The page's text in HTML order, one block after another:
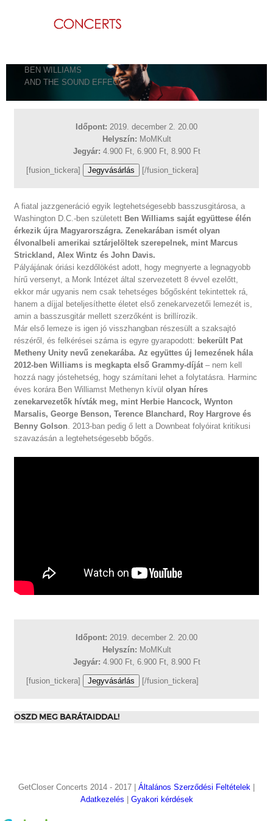
AKTUÁLIS KONCERTEK
BLOG
HÍRLEVÉLFELIRATKOZÁS
BEN WILLIAMS
AND THE SOUND EFFECT
Időpont: 2019. december 2. 20.00
Helyszín: MoMKult
Jegyár: 4.900 Ft, 6.900 Ft, 8.900 Ft
[fusion_tickera] Jegyvásárlás [/fusion_tickera]
A fiatal jazzgeneráció egyik legtehetségesebb basszusgitárosa, a
Washington D.C.-ben született Ben Williams saját együttese élén
érkezik újra Magyarországra. Zenekarában ismét olyan
élvonalbeli amerikai sztárjelöltek szerepelnek, mint Marcus
Strickland, Alex Wintz és John Davis.
Pályájának óriási kezdőlökést adott, hogy megnyerte a legnagyobb
hírű versenyt, a Monk Intézet által szervezetett 8 évvel ezelőtt,
ekkor már ugyanis nem csak tehetséges bőgősként tekintettek rá,
hanem a díjjal beteljesíthette életet első zenekarvezetői lemezét is,
amin a basszusgitár mellett szerzőként is brillírozik.
Már első lemeze is igen jó visszhangban részesült a szaksajtó
részéről, és felkérései száma is egyre gyarapodott: bekerült Pat
Metheny Unity nevű zenekarába. Az együttes új lemezének hála
2012-ben Williams is megkapta első Grammy-díját – nem kell
hozzá nagy jóstehetség, hogy számítani lehet a folytatásra. Harminc
éves korára Ben Williamst Methenyn kívül olyan híres
zenekarvezetők hívták meg, mint Herbie Hancock, Wynton
Marsalis, George Benson, Terence Blanchard, Roy Hargrove és
Benny Golson. 2013-ban pedig ő lett a Downbeat folyóirat kritikusi
szavazásán a legtehetségesebb bőgős.
Időpont: 2019. december 2. 20.00
Helyszín: MoMKult
Jegyár: 4.900 Ft, 6.900 Ft, 8.900 Ft
[fusion_tickera] Jegyvásárlás [/fusion_tickera]
OSZD MEG BARÁTAIDDAL!
GetCloser Concerts 2014 - 2017 | Általános Szerződési Feltételek
Adatkezelés
Gyakori kérdések